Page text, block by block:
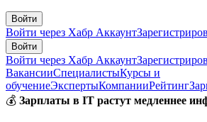
Войти
Войти через Хабр Аккаунт
Войти
Войти через Хабр Аккаунт
ВакансииСпециалистыКурсы и
обучениеЭкспертыКомпанииРейтинг
💰 Зарплаты в IT растут медленнее